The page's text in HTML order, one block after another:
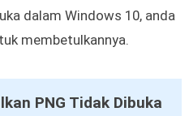
dalam Windows 10, anda
membetulkannya.
PNG Tidak Dibuka